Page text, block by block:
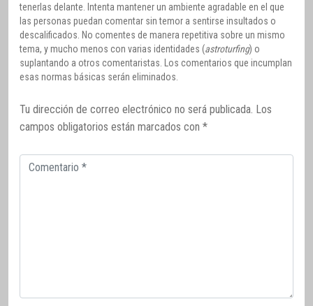
tenerlas delante. Intenta mantener un ambiente agradable en el que
las personas puedan comentar sin temor a sentirse insultados o
descalificados. No comentes de manera repetitiva sobre un mismo
tema, y mucho menos con varias identidades (astroturfing) o
suplantando a otros comentaristas. Los comentarios que incumplan
esas normas básicas serán eliminados.
Tu dirección de correo electrónico no será publicada. Los
campos obligatorios están marcados con *
Comentario